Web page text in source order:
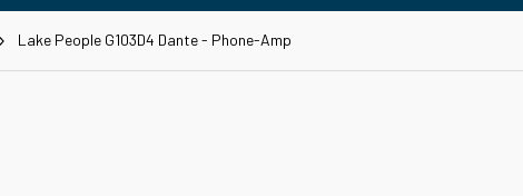
Lake People G103D4 Dante - Phone-Amp